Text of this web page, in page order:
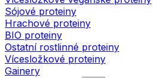
Sójové proteiny
Hrachové proteiny
BIO proteiny
Ostatní rostlinné proteiny
Vícesložkové proteiny
Gainery